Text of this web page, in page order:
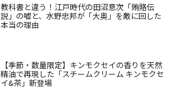
教科書と違う！江戸時代の田沼意次「賄賂伝
説」の嘘と、水野忠邦が「大奥」を敵に回した
本当の理由
【季節・数量限定】キンモクセイの香りを天然
精油で再現した「スチームクリーム キンモクセ
イ&茶」新登場